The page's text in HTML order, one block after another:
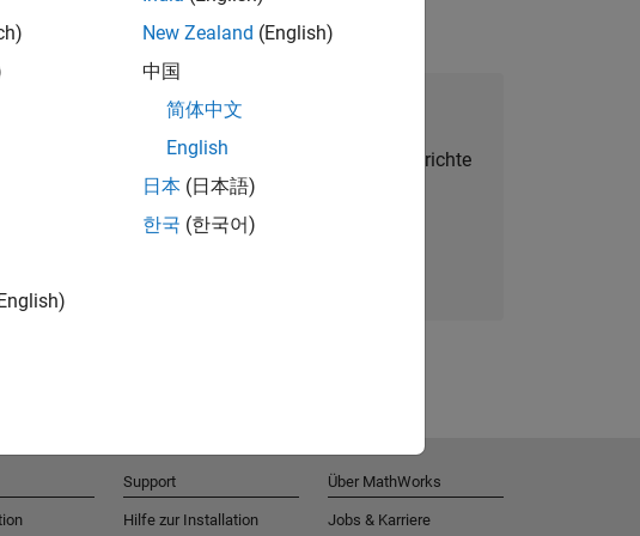
Talent Network beitreten
Erhalten Sie personalisierte Stellenangebote, Berichte
und Unternehmensneuigkeiten.
New Zealand (English)
中国
简体中文
English
日本 (日本語)
한국 (한국어)
Support
Hilfe zur Installation
Über MathWorks
Jobs & Karriere